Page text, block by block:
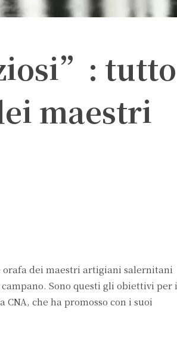
tutto
maestri
dei maestri artigiani salernitani
Sono questi gli obiettivi per i
che ha promosso con i suoi